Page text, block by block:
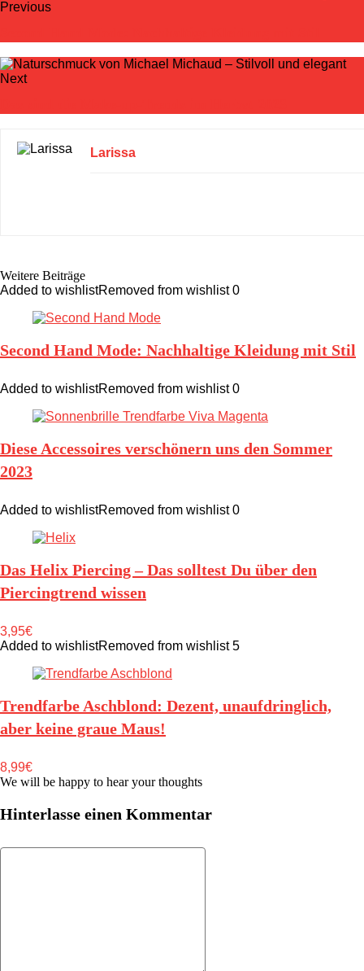
Previous
Next
Larissa
Weitere Beiträge
Added to wishlistRemoved from wishlist 0
Second Hand Mode: Nachhaltige Kleidung mit Stil
Added to wishlistRemoved from wishlist 0
Diese Accessoires verschönern uns den Sommer
2023
Added to wishlistRemoved from wishlist 0
Das Helix Piercing – Das solltest Du über den
Piercingtrend wissen
3,95€
Added to wishlistRemoved from wishlist 5
Trendfarbe Aschblond: Dezent, unaufdringlich,
aber keine graue Maus!
8,99€
We will be happy to hear your thoughts
Hinterlasse einen Kommentar